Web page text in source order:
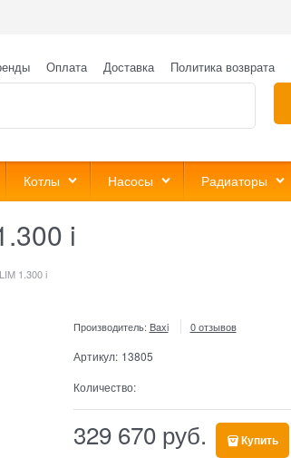
Оплата Доставка Политика возврата
Котлы Насосы Радиаторы
i
1.300 i
Производитель: Baxi 0 отзывов
Артикул: 13805
Количество:
329 670 руб. Купить